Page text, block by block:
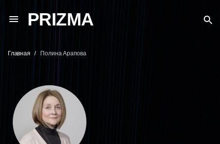
PRIZMA
Главная Полина Арапова